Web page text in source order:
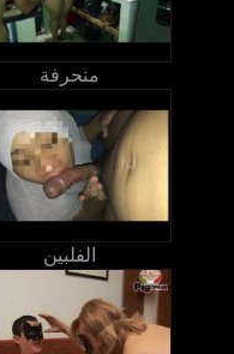
منحرفة
الفلبين